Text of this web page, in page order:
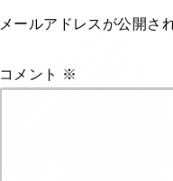
メールアドレスが公開さ
コメント ※